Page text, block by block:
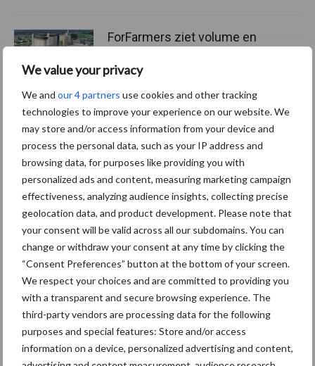
We value your privacy
We and our 4 partners use cookies and other tracking
technologies to improve your experience on our website. We
may store and/or access information from your device and
process the personal data, such as your IP address and
browsing data, for purposes like providing you with
personalized ads and content, measuring marketing campaign
effectiveness, analyzing audience insights, collecting precise
geolocation data, and product development. Please note that
your consent will be valid across all our subdomains. You can
change or withdraw your consent at any time by clicking the
“Consent Preferences” button at the bottom of your screen.
We respect your choices and are committed to providing you
with a transparent and secure browsing experience. The
third-party vendors are processing data for the following
purposes and special features: Store and/or access
information on a device, personalized advertising and content,
ForFarmers ziet volume en
krimpende Nederlandse
Themapagina's
Diergezondheid Bemesting Fokkerij
Bedrijfsnieuws
Ligbox &
Voerhekken
Toon meer